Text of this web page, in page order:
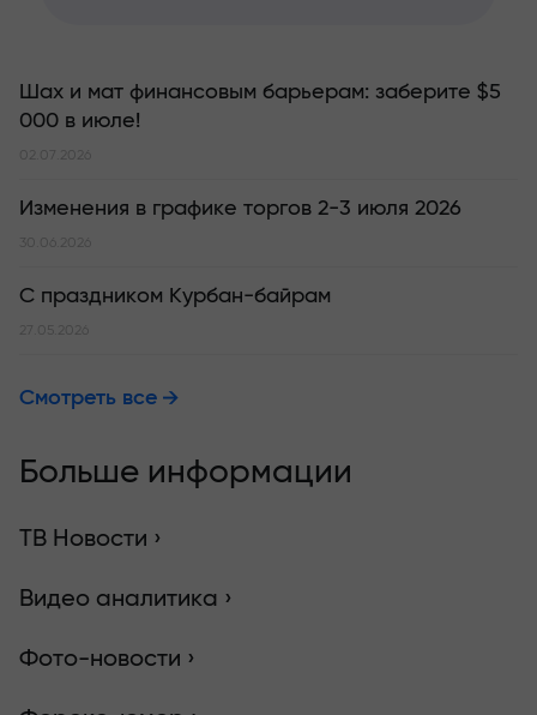
Шах и мат финансовым барьерам: заберите $5
000 в июле!
02.07.2026
Изменения в графике торгов 2-3 июля 2026
30.06.2026
С праздником Курбан-байрам
27.05.2026
Смотреть все
Больше информации
ТВ Новости ›
Видео аналитика ›
Фото-новости ›